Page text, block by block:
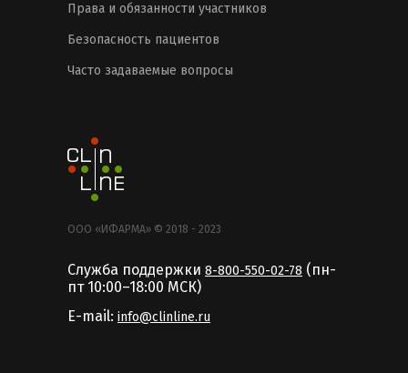
Права и обязанности участников
Безопасность пациентов
Часто задаваемые вопросы
ООО «ИФАРМА» © 2018 - 2023
Служба поддержки 8-800-550-02-78 (пн-
пт 10:00–18:00 MCК)
E-mail: info@clinline.ru